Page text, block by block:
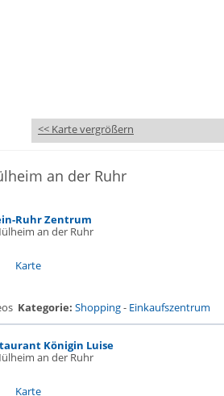
<< Karte vergrößern
an der Ruhr
Ruhr Zentrum
an der Ruhr
Karte
Kategorie: Shopping- Einkaufszentrum
Königin Luise
an der Ruhr
Karte